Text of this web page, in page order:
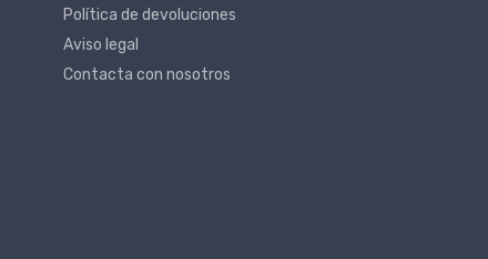
Política de devoluciones
Aviso legal
Contacta con nosotros